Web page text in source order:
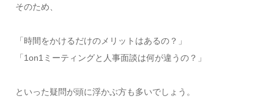
そのため、
「時間をかけるだけのメリットはあるの？」
「1on1ミーティングと人事面談は何が違うの？」
といった疑問が頭に浮かぶ方も多いでしょう。